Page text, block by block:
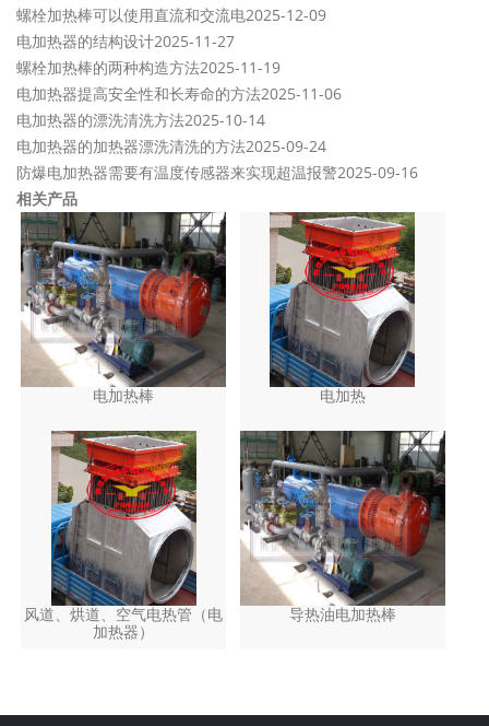
螺栓加热棒可以使用直流和交流电2025-12-09
电加热器的结构设计2025-11-27
螺栓加热棒的两种构造方法2025-11-19
电加热器提高安全性和长寿命的方法2025-11-06
电加热器的漂洗清洗方法2025-10-14
电加热器的加热器漂洗清洗的方法2025-09-24
防爆电加热器需要有温度传感器来实现超温报警2025-09-16
相关产品
电加热棒 电加热
风道、烘道、空气电热管（电
加热器）
导热油电加热棒